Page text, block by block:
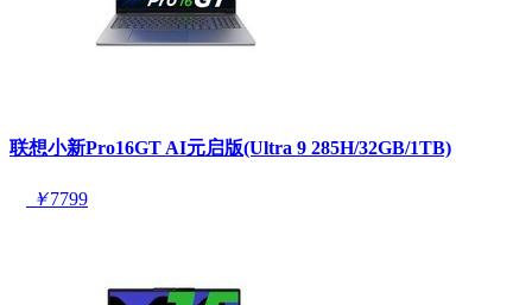
联想小新Pro16GT AI元启版(Ultra 9 285H/32GB/1TB)
￥7799